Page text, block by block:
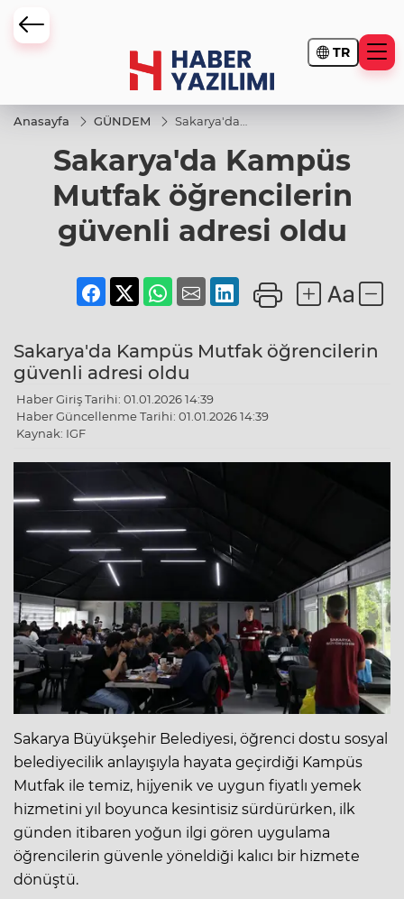
TR
Anasayfa GÜNDEM
Sakarya'da
Mutfak
öğrencilerin
adresi oldu
Sakarya'da Kampüs
Mutfak öğrencilerin
güvenli adresi oldu
Sakarya'da Kampüs Mutfak öğrencilerin
güvenli adresi oldu
Haber Giriş Tarihi: 01.01.2026 14:39
Haber Güncellenme Tarihi: 01.01.2026 14:39
Kaynak: IGF
Sakarya Büyükşehir Belediyesi, öğrenci dostu sosyal
belediyecilik anlayışıyla hayata geçirdiği Kampüs
Mutfak ile temiz, hijyenik ve uygun fiyatlı yemek
hizmetini yıl boyunca kesintisiz sürdürürken, ilk
günden itibaren yoğun ilgi gören uygulama
öğrencilerin güvenle yöneldiği kalıcı bir hizmete
dönüştü.